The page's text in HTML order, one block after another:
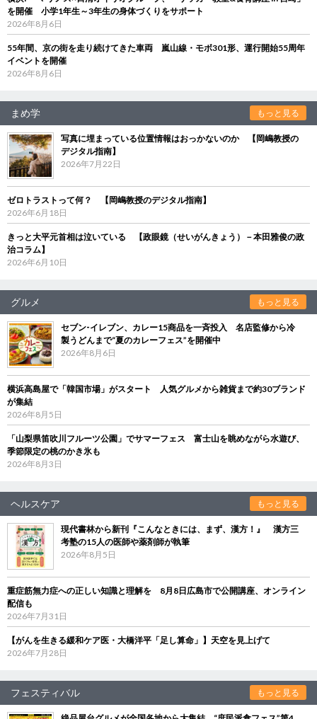
を開催 小学1年生～3年生の身体づくりをサポート
2026年8月6日
55年間、京の街を走り続けてきた車両 嵐山線・モボ301形、運行開始55周年
イベントを開催
2026年8月6日
まめ学 もっと見る
写真に埋まっている位置情報はおっかないのか 【岡嶋教授の
デジタル指南】
2026年7月22日
ゼロトラストって何？ 【岡嶋教授のデジタル指南】
2026年6月18日
きっと大平元首相は泣いている 【政眼鏡（せいがんきょう）－本田雅俊の政
治コラム】
2026年6月10日
グルメ もっと見る
セブン‐イレブン、カレー15商品を一斉投入 名店監修から冷
製うどんまで“夏のカレーフェス”を開催中
2026年8月6日
横浜高島屋で「韓国市場」がスタート 人気グルメから雑貨まで約30ブランド
が集結
2026年8月5日
「山梨県笛吹川フルーツ公園」でサマーフェス 富士山を眺めながら水遊び、
季節限定の桃のかき氷も
2026年8月3日
ヘルスケア もっと見る
現代書林から新刊『こんなときには、まず、漢方！』 漢方三
考塾の15人の医師や薬剤師が執筆
2026年8月5日
重症筋無力症への正しい知識と理解を 8月8日広島市で公開講座、オンライン
配信も
2026年7月31日
【がんを生きる緩和ケア医・大橋洋平「足し算命」】天空を見上げて
2026年7月28日
フェスティバル もっと見る